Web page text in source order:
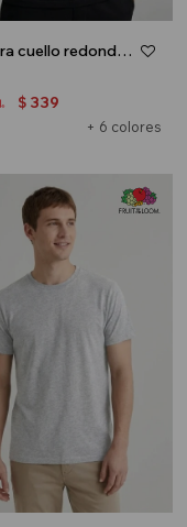
Remera cuello redondo ICONIC 150 - Negro
+ 6 colores
$ 339